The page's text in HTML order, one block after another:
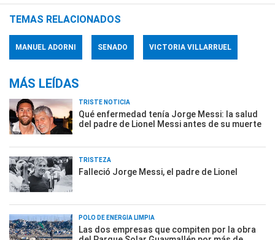
TEMAS RELACIONADOS
MANUEL ADORNI SENADO VICTORIA VILLARRUEL
MÁS LEÍDAS
TRISTE NOTICIA
Qué enfermedad tenía Jorge Messi: la salud
del padre de Lionel Messi antes de su muerte
TRISTEZA
Falleció Jorge Messi, el padre de Lionel
POLO DE ENERGÍA LIMPIA
Las dos empresas que compiten por la obra